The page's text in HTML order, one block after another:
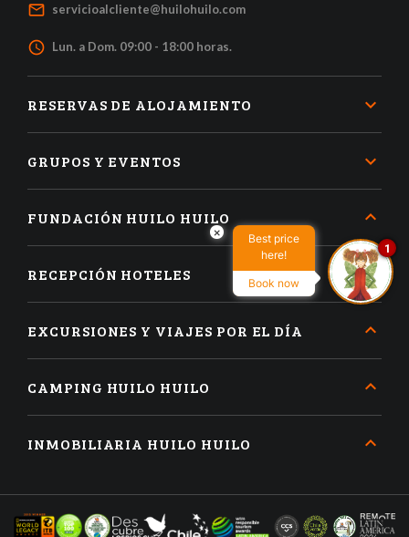
mail_outline servicioalcliente@huilohuilo.com
access_time Lun. a Dom. 09:00 - 18:00 horas.
RESERVAS DE ALOJAMIENTO
GRUPOS Y EVENTOS
FUNDACIÓN HUILO HUILO
RECEPCIÓN HOTELES
EXCURSIONES Y VIAJES POR EL DÍA
CAMPING HUILO HUILO
INMOBILIARIA HUILO HUILO
×
Best price
here!
Book now
1